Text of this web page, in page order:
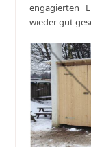
engagierten
wieder gut